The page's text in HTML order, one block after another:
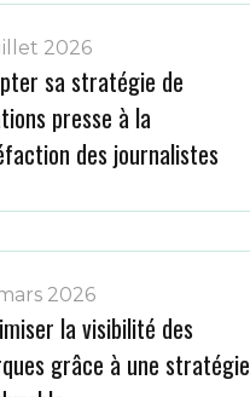
2026
sa stratégie de
presse à la
des journalistes
2026
la visibilité des
grâce à une stratégie